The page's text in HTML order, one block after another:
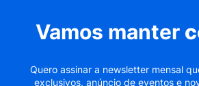
Vamos manter
Quero assinar a newsletter mensal
exclusivos, anúncio de eventos e